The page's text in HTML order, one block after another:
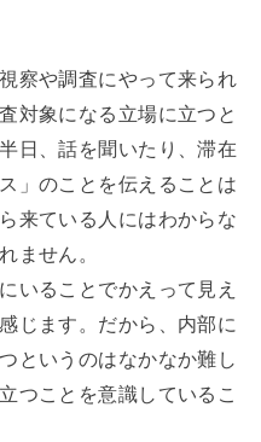
察や調査にやって来られ
対象になる立場に立つと
日、話を聞いたり、滞在
」のことを伝えることは
来ている人にはわからな
ません。
いることでかえって見え
じます。だから、内部に
というのはなかなか難し
つことを意識しているこ